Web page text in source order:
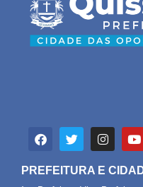
PREFEITURA E